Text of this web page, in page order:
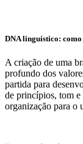
DNA linguístico:
A criação de uma
profundo dos
partida para
de princípios, tom e
organização para o